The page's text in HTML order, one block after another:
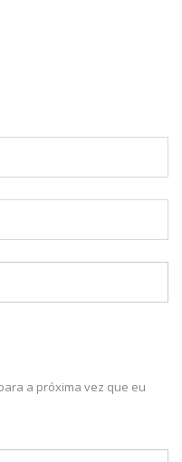
ARTECULTURA | CARNAILHA
a próxima vez que eu